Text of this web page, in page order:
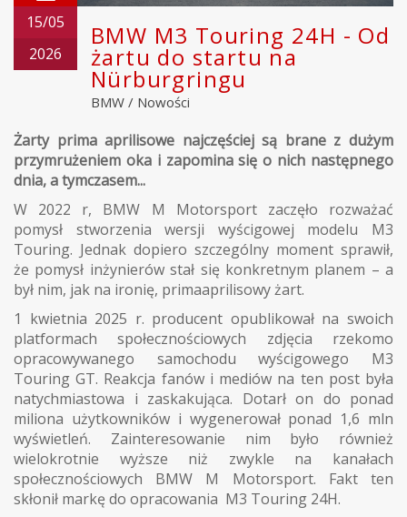
15/05
2026
BMW M3 Touring 24H - Od
żartu do startu na
Nürburgringu
BMW / Nowości
Żarty prima aprilisowe najczęściej są brane z dużym
przymrużeniem oka i zapomina się o nich następnego
dnia, a tymczasem...
W 2022 r, BMW M Motorsport zaczęło rozważać
pomysł stworzenia wersji wyścigowej modelu M3
Touring. Jednak dopiero szczególny moment sprawił,
że pomysł inżynierów stał się konkretnym planem – a
był nim, jak na ironię, primaaprilisowy żart.
1 kwietnia 2025 r. producent opublikował na swoich
platformach społecznościowych zdjęcia rzekomo
opracowywanego samochodu wyścigowego M3
Touring GT. Reakcja fanów i mediów na ten post była
natychmiastowa i zaskakująca. Dotarł on do ponad
miliona użytkowników i wygenerował ponad 1,6 mln
wyświetleń. Zainteresowanie nim było również
wielokrotnie wyższe niż zwykle na kanałach
społecznościowych BMW M Motorsport. Fakt ten
skłonił markę do opracowania M3 Touring 24H.